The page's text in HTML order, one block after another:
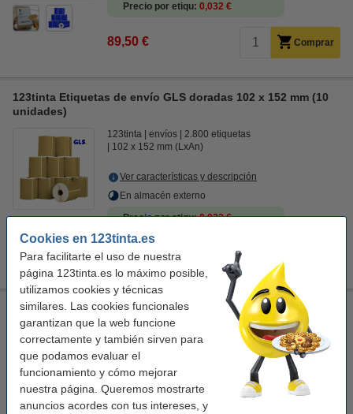
Cookies en 123tinta.es
Para facilitarte el uso de nuestra
página 123tinta.es lo máximo posible,
utilizamos cookies y técnicas
similares. Las cookies funcionales
garantizan que la web funcione
correctamente y también sirven para
que podamos evaluar el
funcionamiento y cómo mejorar
nuestra página. Queremos mostrarte
anuncios acordes con tus intereses, y
Precio por etiqu 0,032 €
89,50 € Comprar
123tinta Etiquetas de envío GLS doradas 102 x 152 mm (10
unidades)
123tinta envíos
2.800 etiquetas
102 x 152 mm (LxAn)
Ver características y descripción
En almacén externo
Precio por etiqu 0,032 €
89,50 €
123tinta Etiquetas de envío GLS color rosa 102 x 152 mm |
Pack 10 uds
123tinta envíos
2.800 etiquetas
102 x 152 mm (LxAn)
Ver características y descripción
En almacén externo